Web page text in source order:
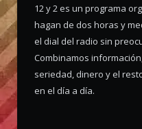
12 y 2 es un programa
hagan de dos horas y
el dial del radio sin
Combinamos
seriedad, dinero y el
en el día a día.